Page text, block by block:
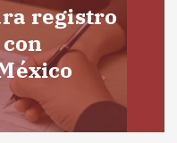
registro